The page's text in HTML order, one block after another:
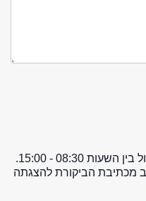
08:30 - 15:00.
מכתיבת הביקורת להצגתה